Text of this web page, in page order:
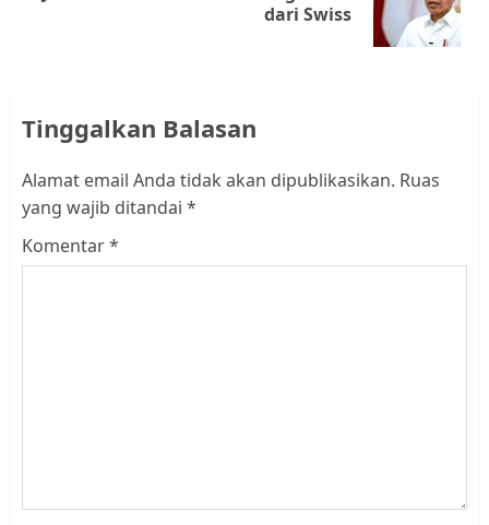
dari Swiss
Tinggalkan Balasan
Alamat email Anda tidak akan dipublikasikan. Ruas
yang wajib ditandai *
Komentar*